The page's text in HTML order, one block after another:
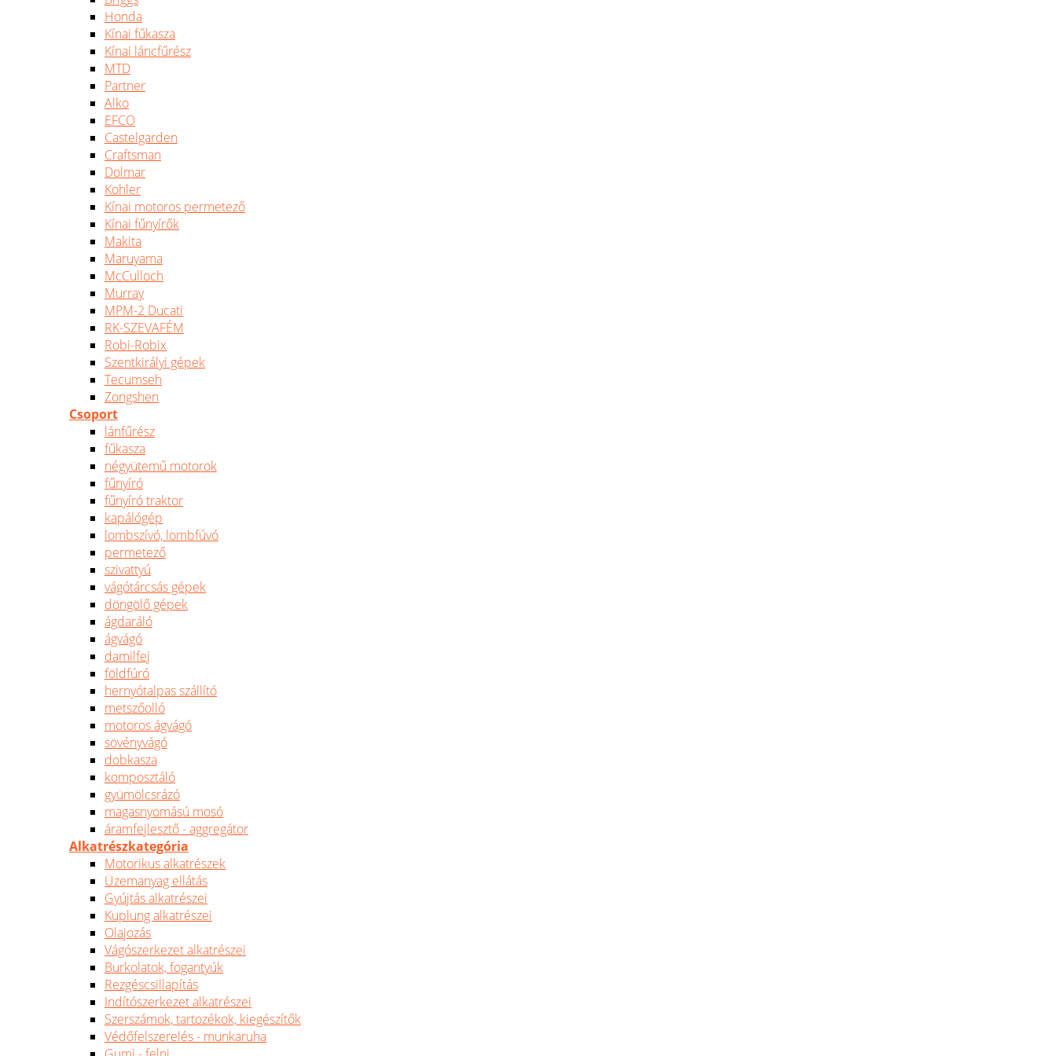
Honda
Kínai fűkasza
Kínai láncfűrész
MTD
Partner
Alko
EFCO
Castelgarden
Craftsman
Dolmar
Kohler
Kínai motoros permetező
Kínai fűnyírők
Makita
Maruyama
McCulloch
Murray
MPM-2 Ducati
RK-SZEVAFÉM
Robi-Robix
Szentkirályi gépek
Tecumseh
Zongshen
Csoport
lánfűrész
fűkasza
négyütemű motorok
fűnyíró
fűnyíró traktor
kapálógép
lombszívó, lombfúvó
permetező
szivattyú
vágótárcsás gépek
döngölő gépek
ágdaráló
ágvágó
damilfej
földfúró
hernyótalpas szállító
metszőolló
motoros ágvágó
sövényvágó
dobkasza
komposztáló
gyümölcsrázó
magasnyomású mosó
áramfejlesztő - aggregátor
Alkatrészkategória
Motorikus alkatrészek
Üzemanyag ellátás
Gyújtás alkatrészei
Kuplung alkatrészei
Olajozás
Vágószerkezet alkatrészei
Burkolatok, fogantyúk
Rezgéscsillapítás
Indítószerkezet alkatrészei
Szerszámok, tartozékok, kiegészítők
Védőfelszerelés - munkaruha